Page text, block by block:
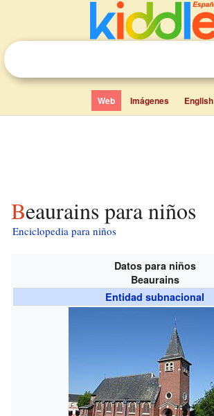
Web Imágenes English
Beaurains para niños
Enciclopedia para niños
Datos para niños
Beaurains
Entidad subnacional